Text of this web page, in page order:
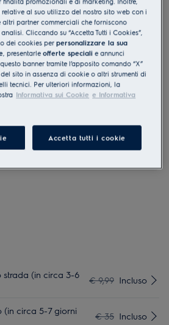
non dovrai più sbrinare il
di sicurezza ai sensi del
988 sono riportate nei capitoli 1 e 2 del
uso sicuro del prodotto, leggere il
(in circa 3-6
€ 9,99 Incluso
(in circa 5-7 giorni
€ 35 Incluso
al suo utilizzo del nostro sito web con i
partner commerciali che forniscono
Cliccando su “Accetta Tutti i Cookies”,
dei cookies perpersonalizzare la sua
, presentarleofferte speciali e annunci
banner tramite l’apposito comando “X”
sito in assenza di cookie o altri strumenti di
tecnici. Per ulteriori informazioni, la
Informativa sui Cookie e Informativa
Accetta tutti i cookie